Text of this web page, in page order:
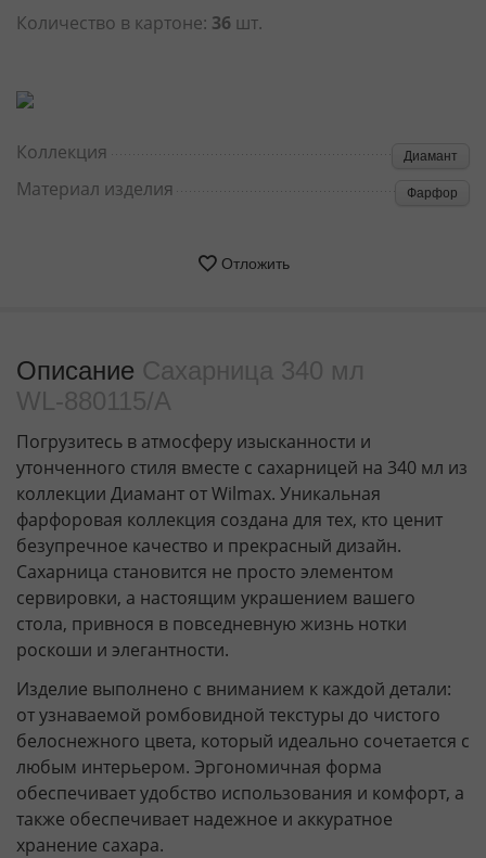
Количество в картоне: 36 шт.
Коллекция Диамант
Материал изделия Фарфор
Отложить
Описание Сахарница 340 мл
WL‑880115/A
Погрузитесь в атмосферу изысканности и
утонченного стиля вместе с сахарницей на 340 мл из
коллекции Диамант от Wilmax. Уникальная
фарфоровая коллекция создана для тех, кто ценит
безупречное качество и прекрасный дизайн.
Сахарница становится не просто элементом
сервировки, а настоящим украшением вашего
стола, привнося в повседневную жизнь нотки
роскоши и элегантности.
Изделие выполнено с вниманием к каждой детали:
от узнаваемой ромбовидной текстуры до чистого
белоснежного цвета, который идеально сочетается с
любым интерьером. Эргономичная форма
обеспечивает удобство использования и комфорт, а
также обеспечивает надежное и аккуратное
хранение сахара.